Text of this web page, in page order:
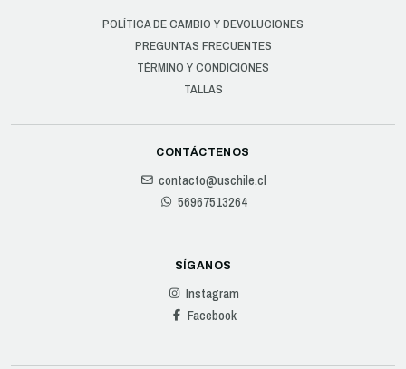
POLÍTICA DE CAMBIO Y DEVOLUCIONES
PREGUNTAS FRECUENTES
TÉRMINO Y CONDICIONES
TALLAS
CONTÁCTENOS
contacto@uschile.cl
56967513264
SÍGANOS
Instagram
Facebook